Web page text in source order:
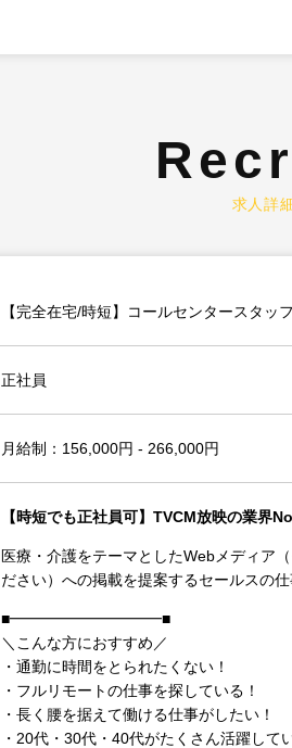
求人詳
【完全在宅/時短】コールセンタースタ
正社員
月給制：156,000円 - 266,000円
【時短でも正社員可】TVCM放映の業界
医療・介護をテーマとしたWebメディア
ださい）への掲載を提案するセールスの仕
■━━━━━━━━━━■
＼こんな方におすすめ／
・通勤に時間をとられたくない！
・フルリモートの仕事を探している！
・長く腰を据えて働ける仕事がしたい！
・20代・30代・40代がたくさん活躍して